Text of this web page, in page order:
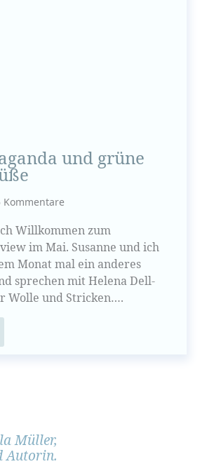
und grüne
Kommentare
Willkommen zum
im Mai. Susanne und ich
Monat mal ein anderes
sprechen mit Helena Dell-
Wolle und Stricken….
Müller,
Autorin.